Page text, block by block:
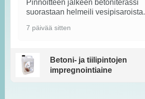
Pinnoitteen jälkeen betoniterassi
suorastaan helmeili vesipisaroista.
7 päivää sitten
Betoni- ja tiilipintojen
impregnointiaine